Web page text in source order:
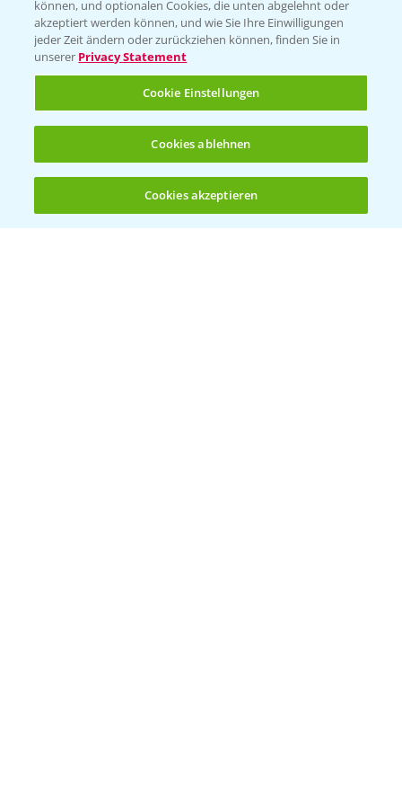
6:11
Standortreport Einbeck - Fungizidstrategien
im Vergleich
(noch 4)
können, und optionalen Cookies, die unten abgelehnt oder
akzeptiert werden können, und wie Sie Ihre Einwilligungen
jeder Zeit ändern oder zurückziehen können, finden Sie in
unserer Privacy Statement
Cookie Einstellungen
Cookies ablehnen
Cookies akzeptieren